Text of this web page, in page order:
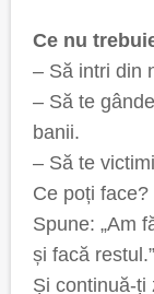
Ce nu
– Să intri din
– Să te
banii.
– Să te
Ce poți face?
Spune: „Am
și facă restul.”
Și continuă-ți